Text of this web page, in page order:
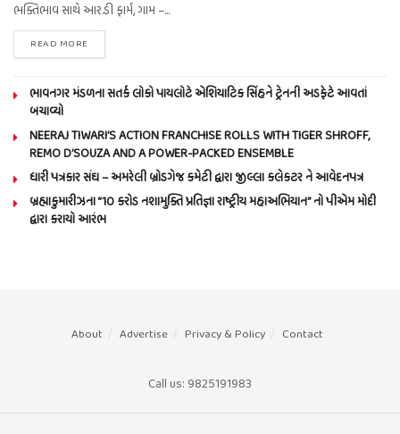
ભક્તિભાવ સાથે આર.ડી ફાર્મ, ગામ –...
READ MORE
ભાવનગર મંડળના સતર્ક લોકો પાયલોટે એશિયાટિક સિંહને ટ્રેનની અડફેટે આવતાં
બચાવ્યો
NEERAJ TIWARI’S ACTION FRANCHISE ROLLS WITH TIGER SHROFF,
REMO D’SOUZA AND A POWER-PACKED ENSEMBLE
ધારી પત્રકાર સંઘ – અમરેલી બ્રોડગેજ કમેટી દ્વારા જીલ્લા કલેકટર ને આવેદનપત્ર
બ્રહ્માકુમારીઝના “10 કરોડ નશામુક્તિ પ્રતિજ્ઞા રાષ્ટ્રીય મહાઅભિયાન” નો પીએમ મોદી
દ્વારા કરાયો આરંભ
About Advertise Privacy & Policy Contact
Call us: 9825191983